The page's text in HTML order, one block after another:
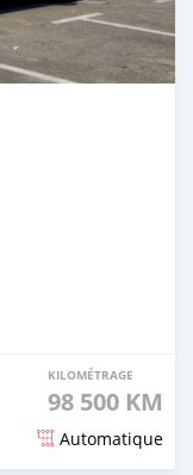
KILOMÉTRAGE
98 500 KM
Automatique